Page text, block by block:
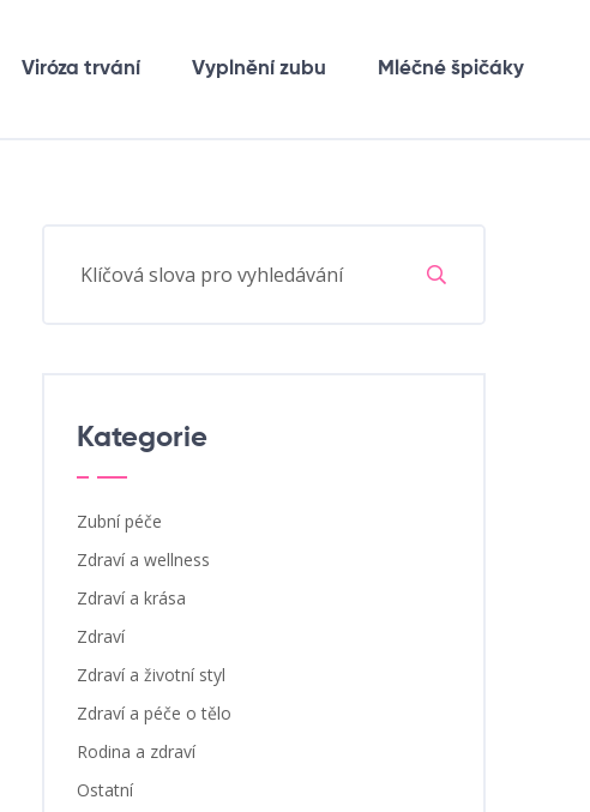
Viróza trvání Vyplnění zubu Mléčné špičáky
Kategorie
Zubní péče
Zdraví a wellness
Zdraví a krása
Zdraví
Zdraví a životní styl
Zdraví a péče o tělo
Rodina a zdraví
Ostatní